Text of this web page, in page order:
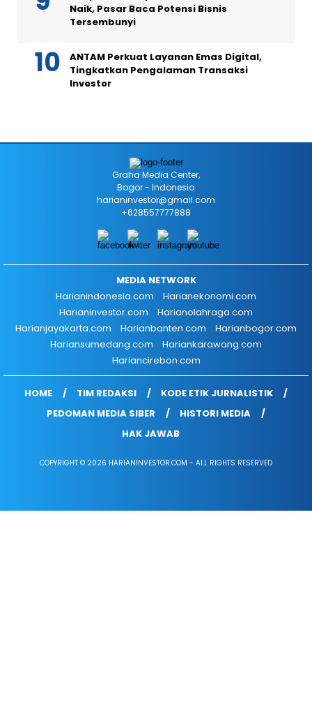
Naik, Pasar Baca Potensi Bisnis
Tersembunyi
ANTAM Perkuat Layanan Emas Digital,
Tingkatkan Pengalaman Transaksi
Investor
Graha Media Center,
Bogor - Indonesia
harianinvestor@gmail.com
+628557777888
MEDIA NETWORK
Harianindonesia.com
Harianekonomi.com
Harianinvestor.com
Harianolahraga.com
Harianjayakarta.com
Harianbanten.com
Harianbogor.com
Hariansumedang.com
Hariankarawang.com
Hariancirebon.com
HOME TIM REDAKSI
KODE ETIK JURNALISTIK
PEDOMAN MEDIA SIBER
HISTORI MEDIA
HAK JAWAB
COPYRIGHT © 2026 HARIANINVESTOR.COM - ALL RIGHTS RESERVED